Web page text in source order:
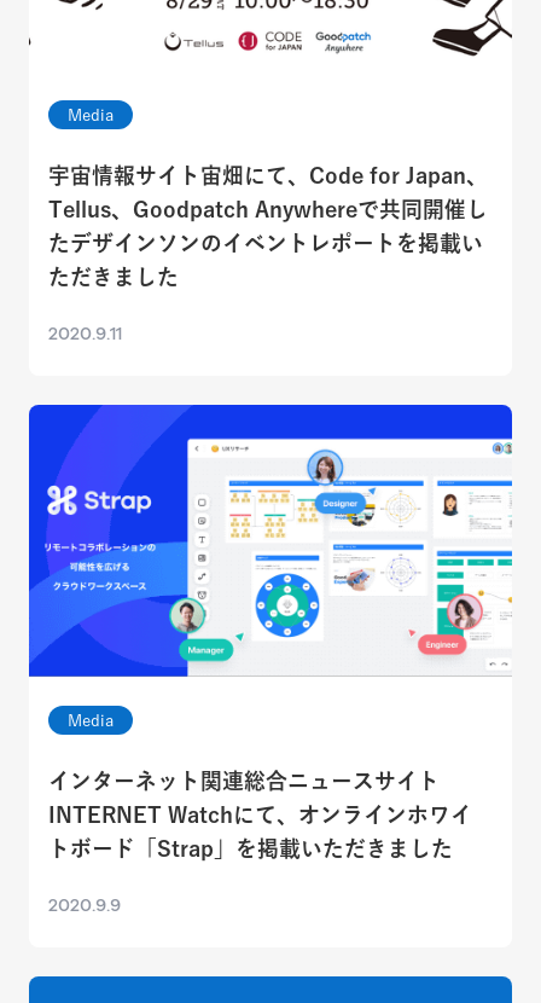
Media
宇宙情報サイト宙畑にて、Code for Japan、
Tellus、Goodpatch Anywhereで共同開催し
たデザインソンのイベントレポートを掲載い
ただきました
2020.9.11
Media
インターネット関連総合ニュースサイト
INTERNET Watchにて、オンラインホワイ
トボード「Strap」を掲載いただきました
2020.9.9